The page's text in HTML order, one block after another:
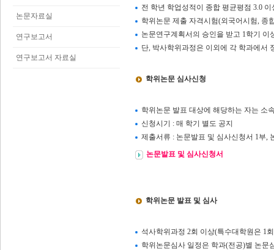
논문자료실
연구보고서
연구보고서 자료실
전 학년 학업성적이 종합 평균평점 3.0 이
학위논문 제출 자격시험(외국어시험, 종
논문연구계획서의 승인을 받고 1학기
단, 박사학위과정은 이외에 각 학과에서
학위논문 심사신청
학위논문 발표 대상에 해당하는 자는 소
신청시기 : 매 학기 별도 공지
제출서류 : 논문발표 및 심사신청서 1부,
논문발표 및 심사신청서
학위논문 발표 및 심사
석사학위과정 2회 이상(특수대학원은 1
학위논문심사 일정은 학과(전공)별 논문